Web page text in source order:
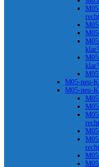
M05-neu-
M05-neu-